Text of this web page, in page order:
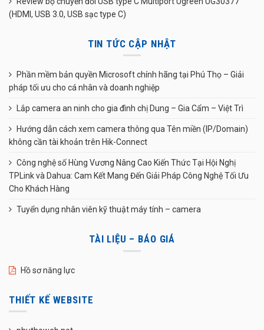
(HDMI, USB 3.0, USB sạc type C)
TIN TỨC CẬP NHẬT
Phần mềm bản quyền Microsoft chính hãng tại Phú Thọ – Giải
pháp tối ưu cho cá nhân và doanh nghiệp
Lắp camera an ninh cho gia đình chị Dung – Gia Cẩm – Việt Trì
Hướng dẫn cách xem camera thông qua Tên miền (IP/Domain)
không cần tài khoản trên Hik-Connect
Công nghệ số Hùng Vương Nâng Cao Kiến Thức Tại Hội Nghị
TPLink và Dahua: Cam Kết Mang Đến Giải Pháp Công Nghệ Tối Ưu
Cho Khách Hàng
Tuyển dụng nhân viên kỹ thuật máy tính – camera
TÀI LIỆU – BÁO GIÁ
Hồ sơ năng lực
THIẾT KẾ WEBSITE